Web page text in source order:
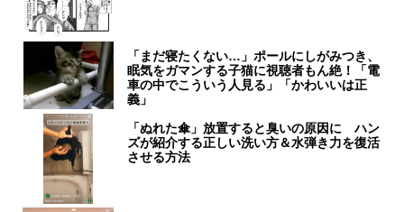
「まだ寝たくない…」ポールにしがみつき、
眠気をガマンする子猫に視聴者もん絶！「電
車の中でこういう人見る」「かわいいは正
義」
「ぬれた傘」放置すると臭いの原因に ハン
ズが紹介する正しい洗い方＆水弾き力を復活
させる方法